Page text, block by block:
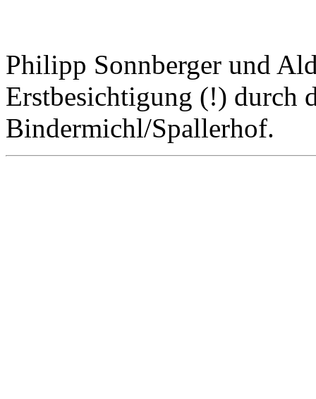
Philipp Sonnberger und
Erstbesichtigung (!) durch
Bindermichl/Spallerhof.